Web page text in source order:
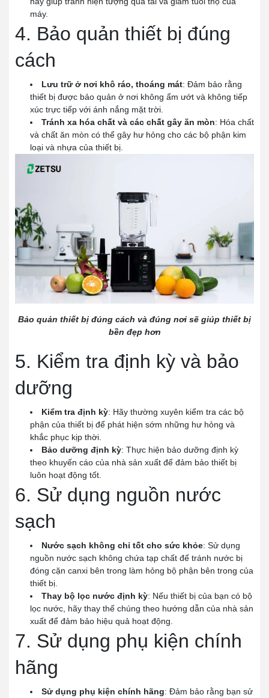
máy.
4. Bảo quản thiết bị đúng
cách
Lưu trữ ở nơi khô ráo, thoáng mát: Đảm bảo rằng
thiết bị được bảo quản ở nơi không ẩm ướt và không tiếp
xúc trực tiếp với ánh nắng mặt trời.
Tránh xa hóa chất và các chất gây ăn mòn: Hóa chất
và chất ăn mòn có thể gây hư hỏng cho các bộ phận kim
loại và nhựa của thiết bị.
Bảo quản thiết bị đúng cách và đúng nơi sẽ giúp thiết bị
bền đẹp hơn
5. Kiểm tra định kỳ và bảo
dưỡng
Kiểm tra định kỳ: Hãy thường xuyên kiểm tra các bộ
phận của thiết bị để phát hiện sớm những hư hỏng và
khắc phục kịp thời.
Bảo dưỡng định kỳ: Thực hiện bảo dưỡng định kỳ
theo khuyến cáo của nhà sản xuất để đảm bảo thiết bị
luôn hoạt động tốt.
6. Sử dụng nguồn nước
sạch
Nước sạch không chỉ tốt cho sức khỏe: Sử dụng
nguồn nước sạch không chứa tạp chất để tránh nước bị
đóng cặn canxi bên trong làm hỏng bộ phận bên trong của
thiết bị.
Thay bộ lọc nước định kỳ: Nếu thiết bị của bạn có bộ
lọc nước, hãy thay thế chúng theo hướng dẫn của nhà sản
xuất để đảm bảo hiệu quả hoạt động.
7. Sử dụng phụ kiện chính
hãng
Sử dụng phụ kiện chính hãng: Đảm bảo rằng bạn sử